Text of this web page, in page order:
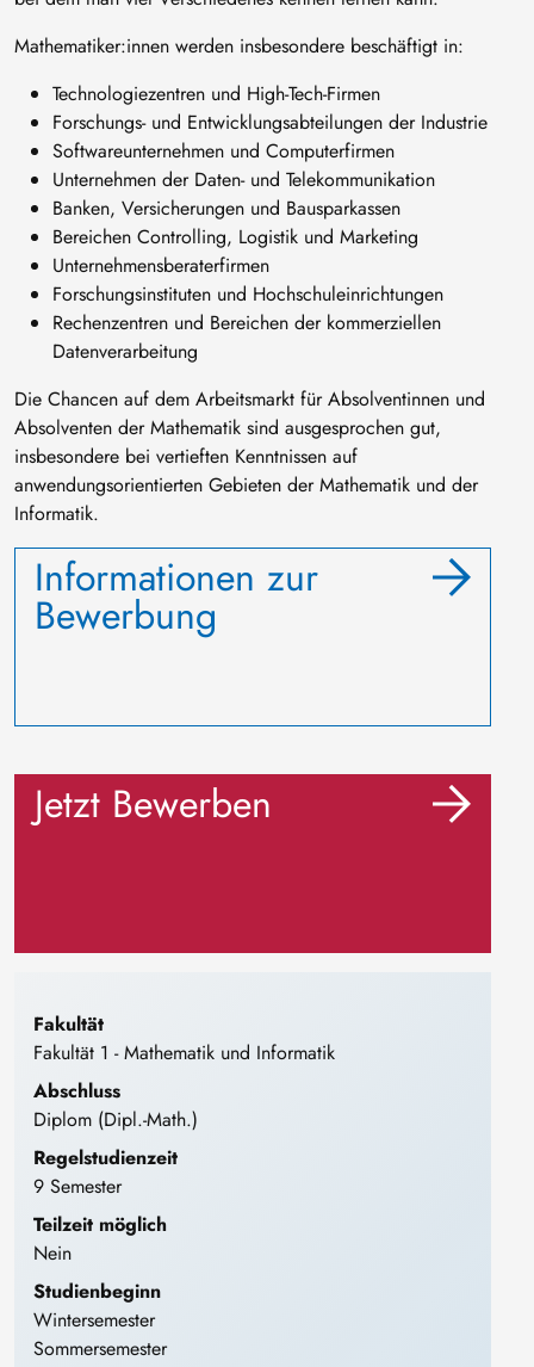
Mathematiker:innen werden insbesondere beschäftigt in:
Technologiezentren und High-Tech-Firmen
Forschungs- und Entwicklungsabteilungen der Industrie
Softwareunternehmen und Computerfirmen
Unternehmen der Daten- und Telekommunikation
Banken, Versicherungen und Bausparkassen
Bereichen Controlling, Logistik und Marketing
Unternehmensberaterfirmen
Forschungsinstituten und Hochschuleinrichtungen
Rechenzentren und Bereichen der kommerziellen
Datenverarbeitung
Die Chancen auf dem Arbeitsmarkt für Absolventinnen und
Absolventen der Mathematik sind ausgesprochen gut,
insbesondere bei vertieften Kenntnissen auf
anwendungsorientierten Gebieten der Mathematik und der
Informatik.
Informationen zur
Bewerbung
Jetzt Bewerben
Fakultät
Fakultät 1 - Mathematik und Informatik
Abschluss
Diplom (Dipl.-Math.)
Regelstudienzeit
9 Semester
Teilzeit möglich
Nein
Studienbeginn
Wintersemester
Sommersemester